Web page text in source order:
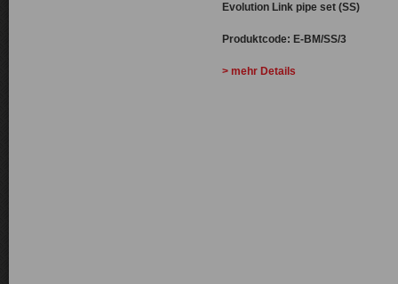
Evolution Link pipe set (SS)
Produktcode: E-BM/SS/3
> mehr Details